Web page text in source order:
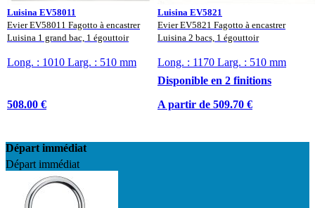
Luisina EV58011
Evier EV58011 Fagotto à encastrer
Luisina 1 grand bac, 1 égouttoir
Long. : 1010 Larg. : 510 mm
508.00 €
Luisina EV5821
Evier EV5821 Fagotto à encastrer
Luisina 2 bacs, 1 égouttoir
Long. : 1170 Larg. : 510 mm
Disponible en 2 finitions
A partir de 509.70 €
Départ immédiat
Départ immédiat